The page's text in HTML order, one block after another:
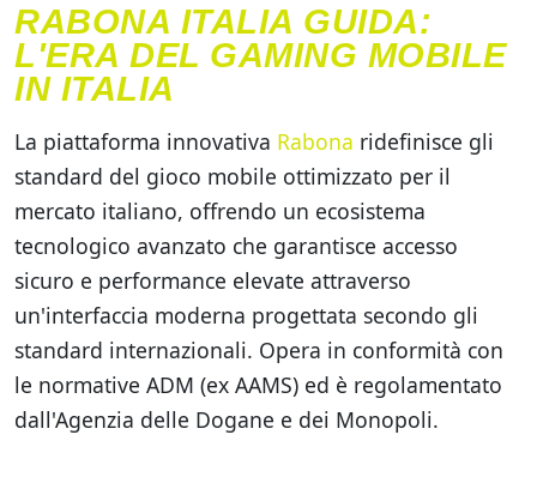
RABONA ITALIA GUIDA:
L'ERA DEL GAMING MOBILE
IN ITALIA
La piattaforma innovativa Rabona ridefinisce gli
standard del gioco mobile ottimizzato per il
mercato italiano, offrendo un ecosistema
tecnologico avanzato che garantisce accesso
sicuro e performance elevate attraverso
un'interfaccia moderna progettata secondo gli
standard internazionali. Opera in conformità con
le normative ADM (ex AAMS) ed è regolamentato
dall'Agenzia delle Dogane e dei Monopoli.